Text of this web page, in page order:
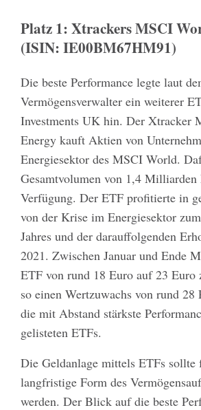
Platz 1: Xtrackers MSCI
(ISIN: IE00BM67HM91)
Die beste Performance legte laut
Vermögensverwalter ein weiterer
Investments UK hin. Der Xtracker
Energy kauft Aktien von
Energiesektor des MSCI World.
Gesamtvolumen von 1,4 Milliarden
Verfügung. Der ETF profitierte in
von der Krise im Energiesektor
Jahres und der darauffolgenden
2021. Zwischen Januar und Ende
ETF von rund 18 Euro auf 23 Euro
so einen Wertzuwachs von rund 28
die mit Abstand stärkste
gelisteten ETFs.
Die Geldanlage mittels ETFs
langfristige Form des
werden. Der Blick auf die beste